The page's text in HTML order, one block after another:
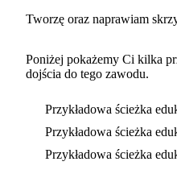
Tworzę oraz naprawiam
Poniżej pokażemy Ci kilka
dojścia do tego zawodu.
Przykładowa ścieżka
Przykładowa ścieżka
Przykładowa ścieżka